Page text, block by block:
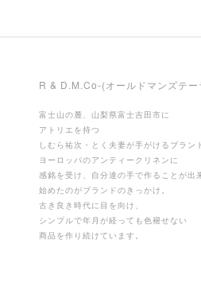
R & D.M.Co-(オールドマンズテー
富士山の麓、山梨県富士吉田市に
アトリエを持つ
しむら祐次・とく夫妻が手がけるブラン
ヨーロッパのアンティークリネンに
感銘を受け、自分達の手で作ることが出
始めたのがブランドのきっかけ。
古き良き時代に目を向け、
シンプルで年月が経っても色褪せない
商品を作り続けています。